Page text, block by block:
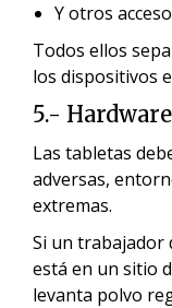
Y otros
Todos ellos
los dispositivos
5.- Hardware
Las tabletas
adversas,
extremas.
Si un trabajador
está en un sitio
levanta polvo